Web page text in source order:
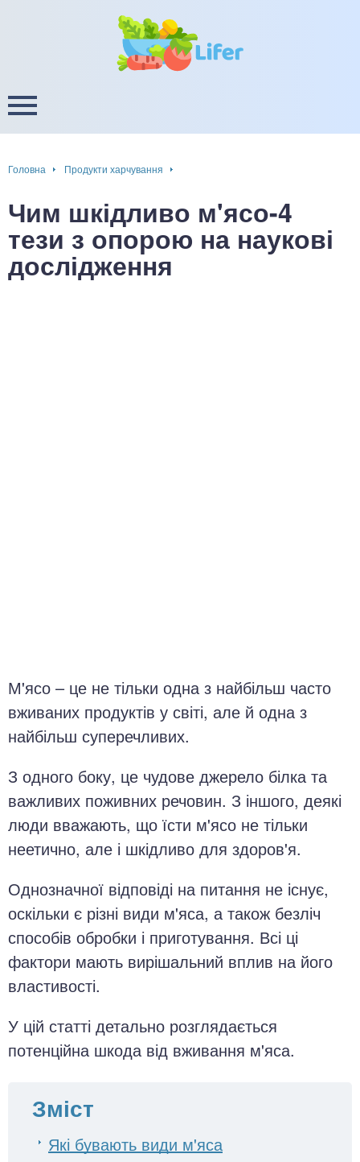
Головна Продукти харчування
Чим шкідливо м'ясо-4
тези з опорою на наукові
дослідження
М'ясо – це не тільки одна з найбільш часто
вживаних продуктів у світі, але й одна з
найбільш суперечливих.
З одного боку, це чудове джерело білка та
важливих поживних речовин. З іншого, деякі
люди вважають, що їсти м'ясо не тільки
неетично, але і шкідливо для здоров'я.
Однозначної відповіді на питання не існує,
оскільки є різні види м'яса, а також безліч
способів обробки і приготування. Всі ці
фактори мають вирішальний вплив на його
властивості.
У цій статті детально розглядається
потенційна шкода від вживання м'яса.
Зміст
Які бувають види м'яса
/ звуження судин
енергії, уваги